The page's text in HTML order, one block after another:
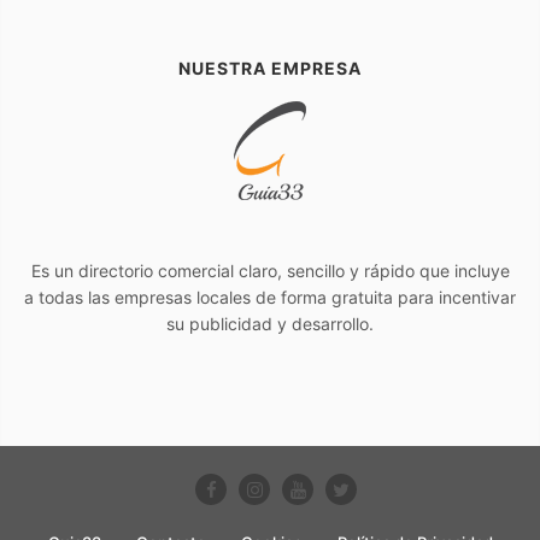
NUESTRA EMPRESA
Es un directorio comercial claro, sencillo y rápido que incluye
a todas las empresas locales de forma gratuita para incentivar
su publicidad y desarrollo.